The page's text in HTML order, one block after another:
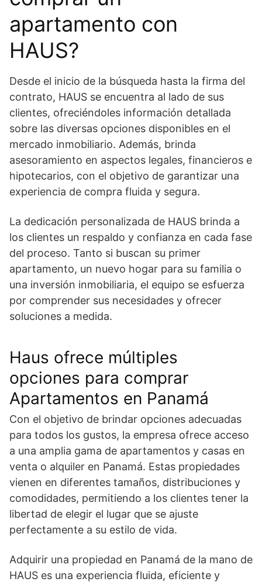
apartamento con
HAUS?
Desde el inicio de la búsqueda hasta la firma del
contrato, HAUS se encuentra al lado de sus
clientes, ofreciéndoles información detallada
sobre las diversas opciones disponibles en el
mercado inmobiliario. Además, brinda
asesoramiento en aspectos legales, financieros e
hipotecarios, con el objetivo de garantizar una
experiencia de compra fluida y segura.
La dedicación personalizada de HAUS brinda a
los clientes un respaldo y confianza en cada fase
del proceso. Tanto si buscan su primer
apartamento, un nuevo hogar para su familia o
una inversión inmobiliaria, el equipo se esfuerza
por comprender sus necesidades y ofrecer
soluciones a medida.
Haus ofrece múltiples
opciones para comprar
Apartamentos en Panamá
Con el objetivo de brindar opciones adecuadas
para todos los gustos, la empresa ofrece acceso
a una amplia gama de apartamentos y casas en
venta o alquiler en Panamá. Estas propiedades
vienen en diferentes tamaños, distribuciones y
comodidades, permitiendo a los clientes tener la
libertad de elegir el lugar que se ajuste
perfectamente a su estilo de vida.
Adquirir una propiedad en Panamá de la mano de
HAUS es una experiencia fluida, eficiente y